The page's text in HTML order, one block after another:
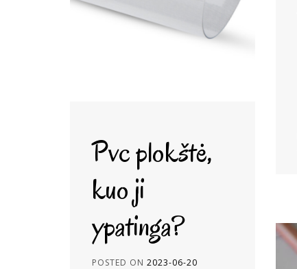
Pvc plokštė,
kuo ji
ypatinga?
POSTED ON 2023-06-20